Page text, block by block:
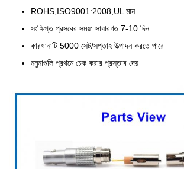
ROHS,ISO9001:2008,UL মান
সংক্ষিপ্ত প্রসবের সময়: সাধারণত 7-10 দিন
কারখানাটি 5000 সেট/সপ্তাহ উত্পাদন করতে পারে
নমুনাগুলি প্রথমে চেক করার প্রস্তাব দেয়